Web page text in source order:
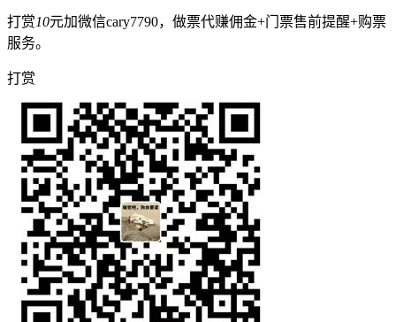
打赏10元加微信cary7790，做票代赚佣金+门票售前提醒+购票
服务。
打赏